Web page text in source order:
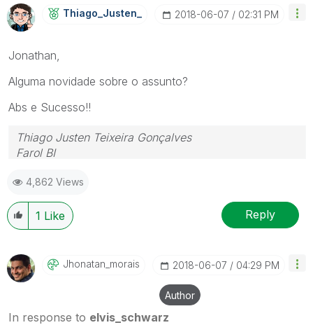
Thiago_Justen_ ‎2018-06-07 02:31 PM
Jonathan,
Alguma novidade sobre o assunto?
Abs e Sucesso!!
Thiago Justen Teixeira Gonçalves
Farol BI
Skype: justen.thiago
4,862 Views
1 Like Reply
Jhonatan_morais ‎2018-06-07 04:29 PM
Author
In response to elvis_schwarz